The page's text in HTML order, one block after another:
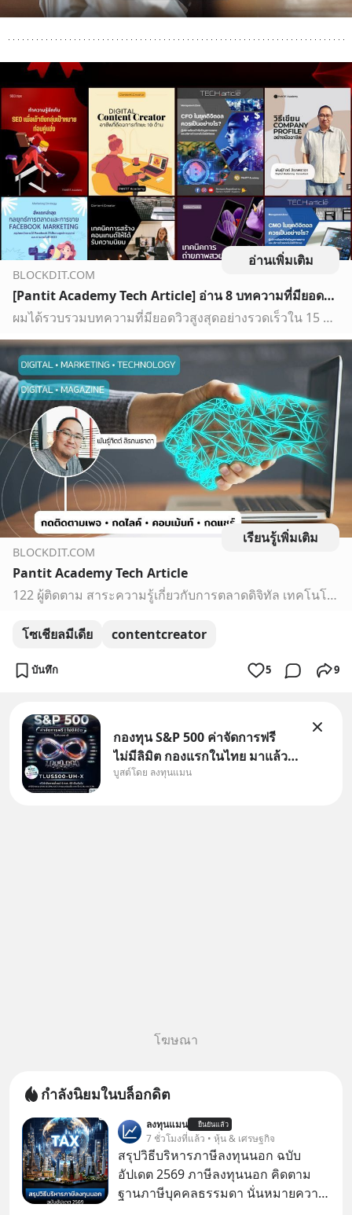
อ่านเพิ่มเติม
BLOCKDIT.COM
[Pantit Academy Tech Article] อ่าน 8 บทความที่มียอดวิวรวม 15,000 วิว ใน 15 วัน ผมได้รวบรวมบทความที่มียอดวิวสูงสุดอย่างรวดเร็วใน 15 วัน 15,000 วิว ของเพจ PANTIT Academy
ผมได้รวบรวมบทความที่มียอดวิวสูงสุดอย่างรวดเร็วใน 15 วัน 15,000 วิว ของเพจ PANTIT Academy
เรียนรู้เพิ่มเติม
BLOCKDIT.COM
Pantit Academy Tech Article
122 ผู้ติดตาม สาระความรู้เกี่ยวกับการตลาดดิจิทัล เทคโนโลยีไอที และสื่อออนไลน์ โดย พันธุ์ทิตต์ สิรภพธาดา บรรณาธิการนิตยสารและนักจัดรายการวิทยุด้านไอที จากยุค 90
โซเชียลมีเดีย contentcreator
บันทึก 5 9
กองทุน S&P 500 ค่าจัดการฟรี
ไม่มีลิมิต กองแรกในไทย มาแล้ว..
กองทุนที่ออกแบบมาเพื่อแก้ Pain
บูสต์โดย ลงทุนแมน
โฆษณา
กำลังนิยมในบล็อกดิต
ลงทุนแมน ยืนยันแล้ว
7 ชั่วโมงที่แล้ว • หุ้น & เศรษฐกิจ
สรุปวิธีบริหารภาษีลงทุนนอก ฉบับ
อัปเดต 2569 ภาษีลงทุนนอก คิดตาม
ฐานภาษีบุคคลธรรมดา นั่นหมายความ